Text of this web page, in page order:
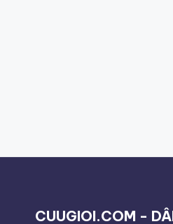
CUUGIOI.COM -